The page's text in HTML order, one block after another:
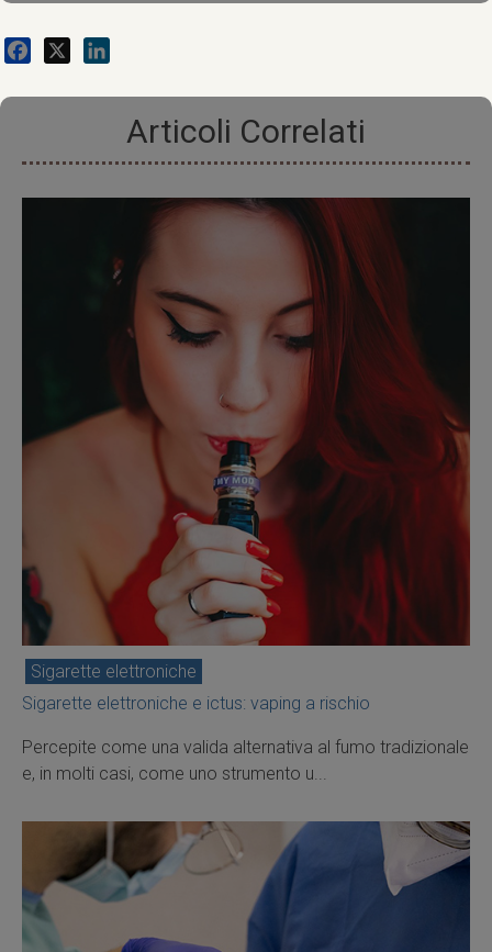
Articoli Correlati
Sigarette elettroniche
Sigarette elettroniche e ictus: vaping a rischio
Percepite come una valida alternativa al fumo tradizionale
e, in molti casi, come uno strumento u...